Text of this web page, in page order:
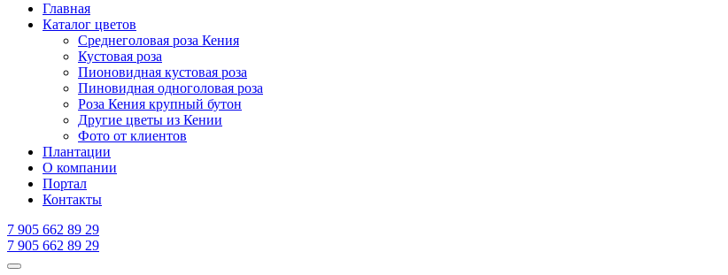
Главная
Каталог цветов
Среднеголовая роза Кения
Кустовая роза
Пионовидная кустовая роза
Пиновидная одноголовая роза
Роза Кения крупный бутон
Другие цветы из Кении
Фото от клиентов
Плантации
О компании
Портал
Контакты
7 905 662 89 29
7 905 662 89 29